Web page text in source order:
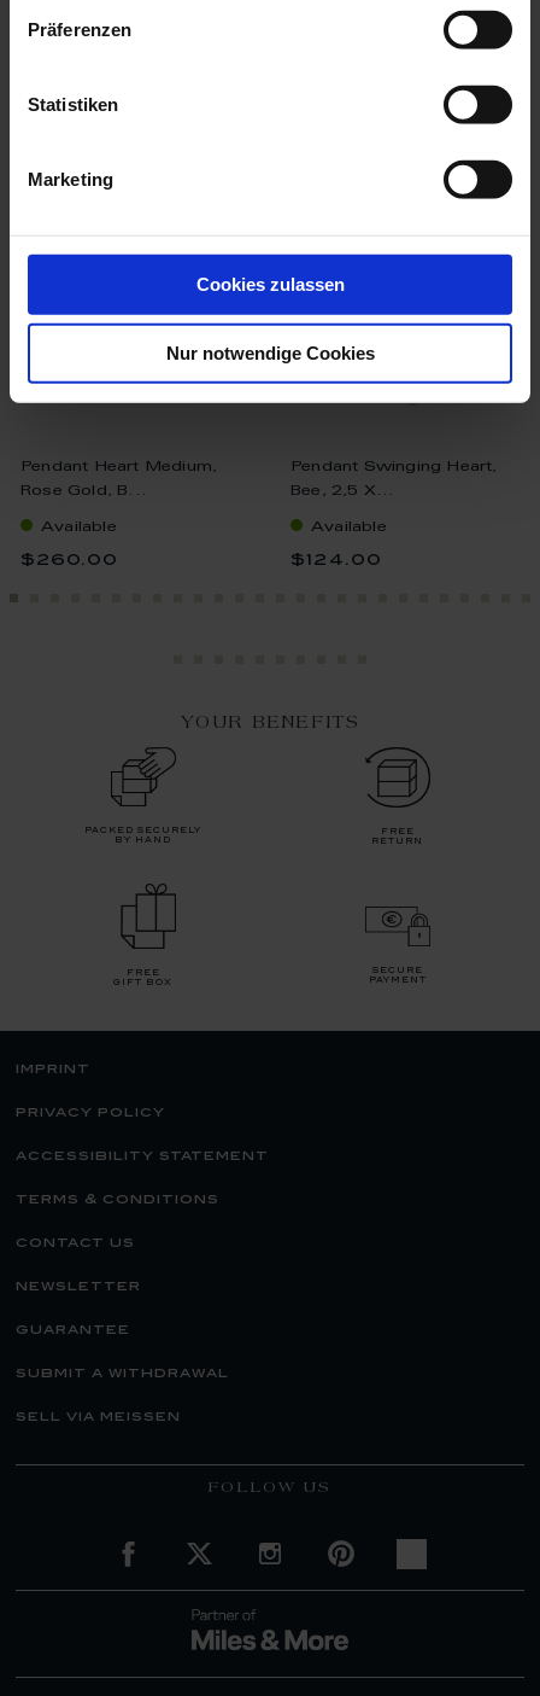
Präferenzen
Statistiken
Marketing
Cookies zulassen
Nur notwendige Cookies
more products from the
Pendant Heart Medium,
Rose Gold, B...
Available
$260.00
Pendant Swinging Heart,
Bee, 2,5 X...
Available
$124.00
YOUR BENEFITS
packed securely
by hand
free
return
free
gift box
secure
payment
imprint
privacy policy
accessibility statement
terms & conditions
contact us
newsletter
guarantee
submit a withdrawal
sell via meissen
FOLLOW US